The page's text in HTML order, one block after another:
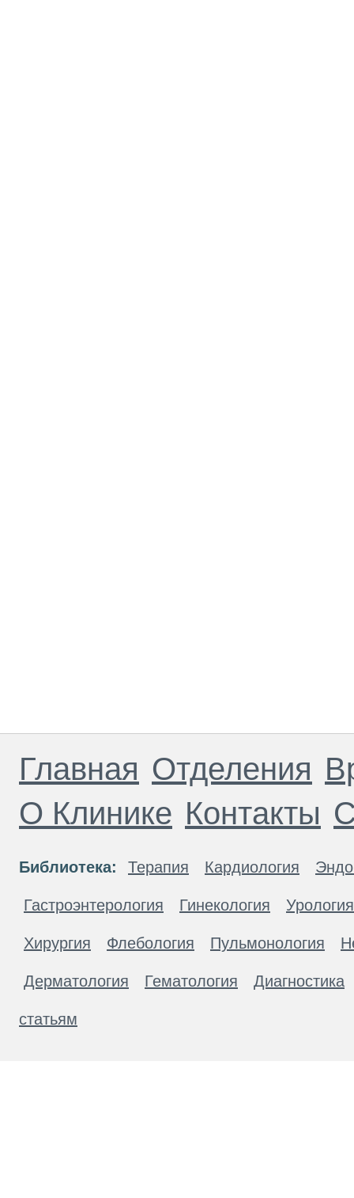
Главная Отделения
О Клинике Контакты
Библиотека: Терапия Кардиология
Гастроэнтерология Гинекология Урология
Хирургия Флебология Пульмонология
Дерматология Гематология Диагностика
статьям